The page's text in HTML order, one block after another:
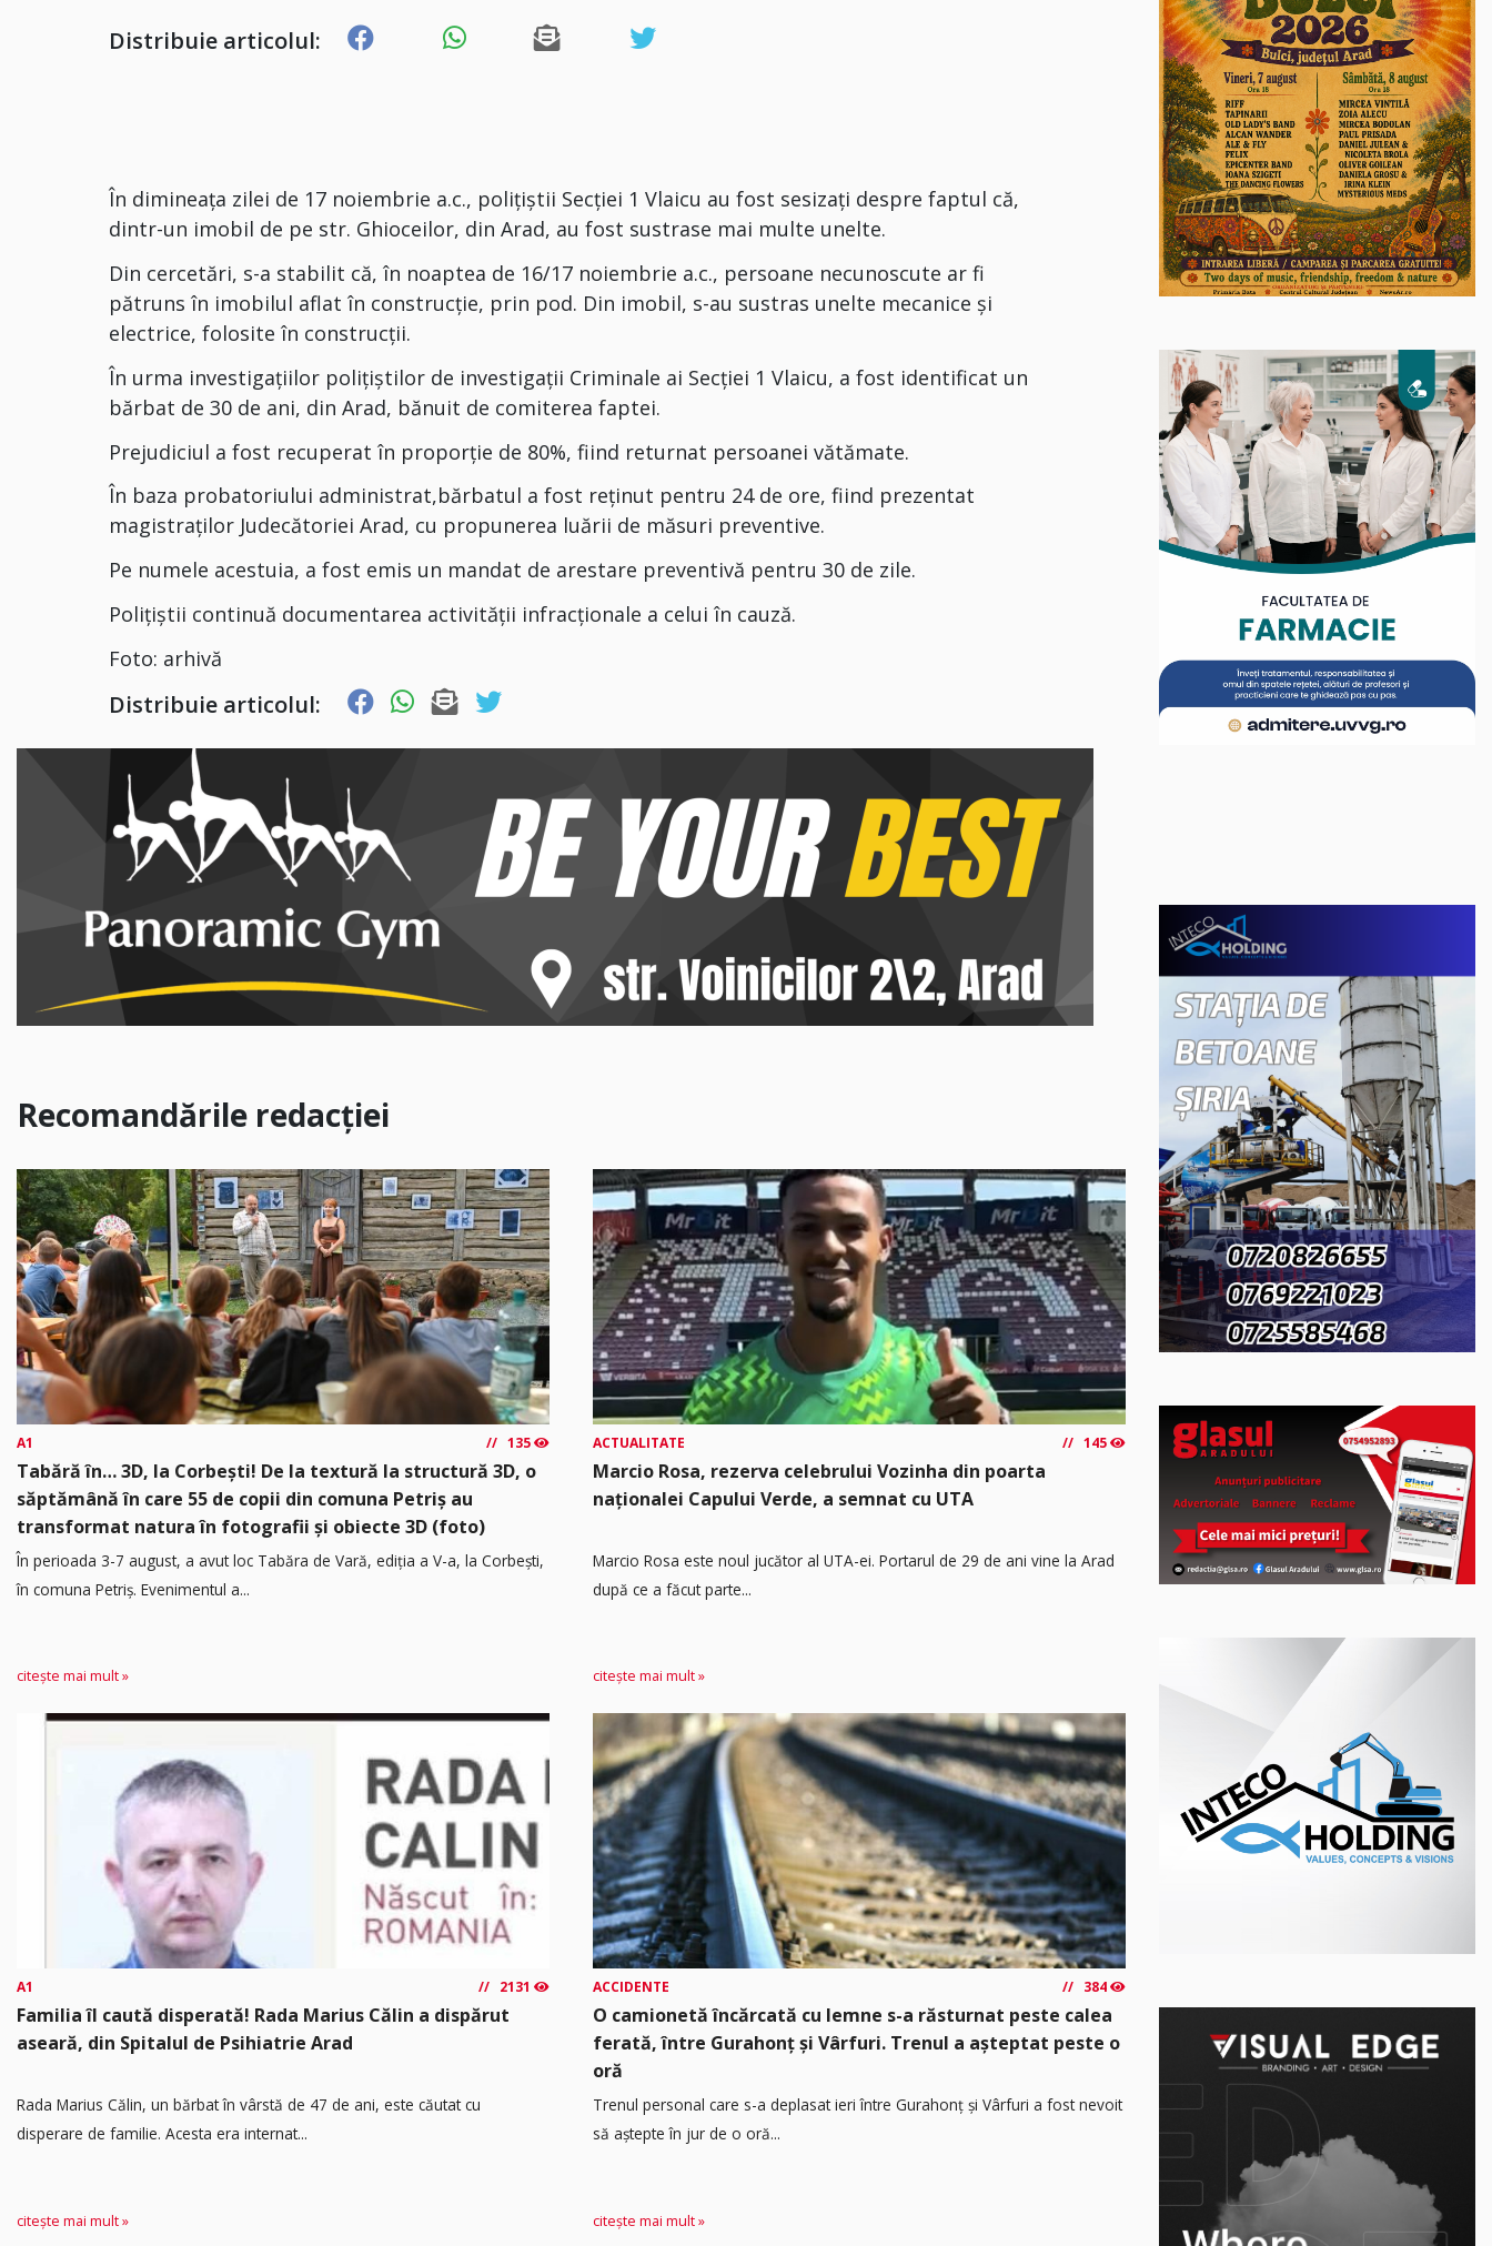
Distribuie articolul:
În dimineața zilei de 17 noiembrie a.c., polițiștii Secției 1 Vlaicu au fost sesizați despre faptul că,
dintr-un imobil de pe str. Ghioceilor, din Arad, au fost sustrase mai multe unelte.
Din cercetări, s-a stabilit că, în noaptea de 16/17 noiembrie a.c., persoane necunoscute ar fi
pătruns în imobilul aflat în construcție, prin pod. Din imobil, s-au sustras unelte mecanice și
electrice, folosite în construcții.
În urma investigațiilor polițiștilor de investigații Criminale ai Secției 1 Vlaicu, a fost identificat un
bărbat de 30 de ani, din Arad, bănuit de comiterea faptei.
Prejudiciul a fost recuperat în proporție de 80%, fiind returnat persoanei vătămate.
În baza probatoriului administrat,bărbatul a fost reținut pentru 24 de ore, fiind prezentat
magistraților Judecătoriei Arad, cu propunerea luării de măsuri preventive.
Pe numele acestuia, a fost emis un mandat de arestare preventivă pentru 30 de zile.
Polițiștii continuă documentarea activității infracționale a celui în cauză.
Foto: arhivă
Distribuie articolul:
Recomandările redacției
A1 135
Tabără în… 3D, la Corbești! De la textură la structură 3D, o
săptămână în care 55 de copii din comuna Petriș au
transformat natura în fotografii și obiecte 3D (foto)
În perioada 3-7 august, a avut loc Tabăra de Vară, ediția a V-a, la Corbești,
în comuna Petriș. Evenimentul a...
citește mai mult »
ACTUALITATE 145
Marcio Rosa, rezerva celebrului Vozinha din poarta
naționalei Capului Verde, a semnat cu UTA
Marcio Rosa este noul jucător al UTA-ei. Portarul de 29 de ani vine la Arad
după ce a făcut parte...
citește mai mult »
A1 2131
Familia îl caută disperată! Rada Marius Călin a dispărut
aseară, din Spitalul de Psihiatrie Arad
Rada Marius Călin, un bărbat în vârstă de 47 de ani, este căutat cu
disperare de familie. Acesta era internat...
citește mai mult »
ACCIDENTE 384
O camionetă încărcată cu lemne s-a răsturnat peste calea
ferată, între Gurahonț și Vârfuri. Trenul a așteptat peste o
oră
Trenul personal care s-a deplasat ieri între Gurahonț și Vârfuri a fost nevoit
să aștepte în jur de o oră...
citește mai mult »